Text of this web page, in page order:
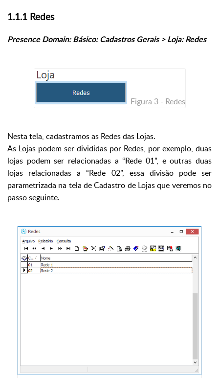
1.1.1 Redes
Presence Domain: Básico: Cadastros Gerais > Loja: Redes
Figura 3 - Redes
Nesta tela, cadastramos as Redes das Lojas.
As Lojas podem ser divididas por Redes, por exemplo, duas
lojas podem ser relacionadas a “Rede 01”, e outras duas
lojas relacionadas a “Rede 02”, essa divisão pode ser
parametrizada na tela de Cadastro de Lojas que veremos no
passo seguinte.